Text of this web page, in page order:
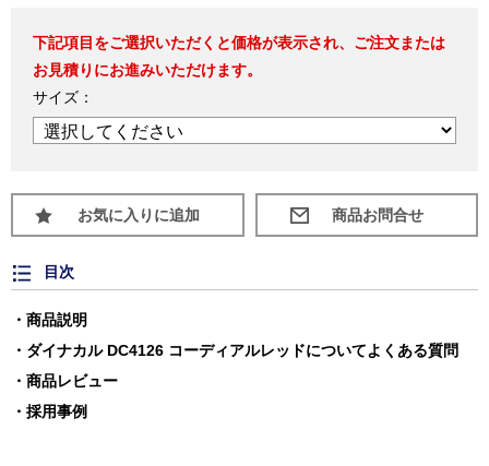
下記項目をご選択いただくと価格が表示され、ご注文または
お見積りにお進みいただけます。
サイズ：
お気に入りに追加
目次
商品説明
ダイナカル DC4126 コーディアルレッドについてよくある質問
商品レビュー
採用事例